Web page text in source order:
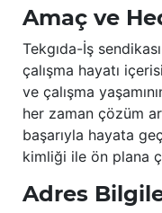
Amaç ve
Tekgıda-İş
çalışma hayatı
ve çalışma
her zaman çözüm
başarıyla hayata
kimliği ile ön plana
Adres